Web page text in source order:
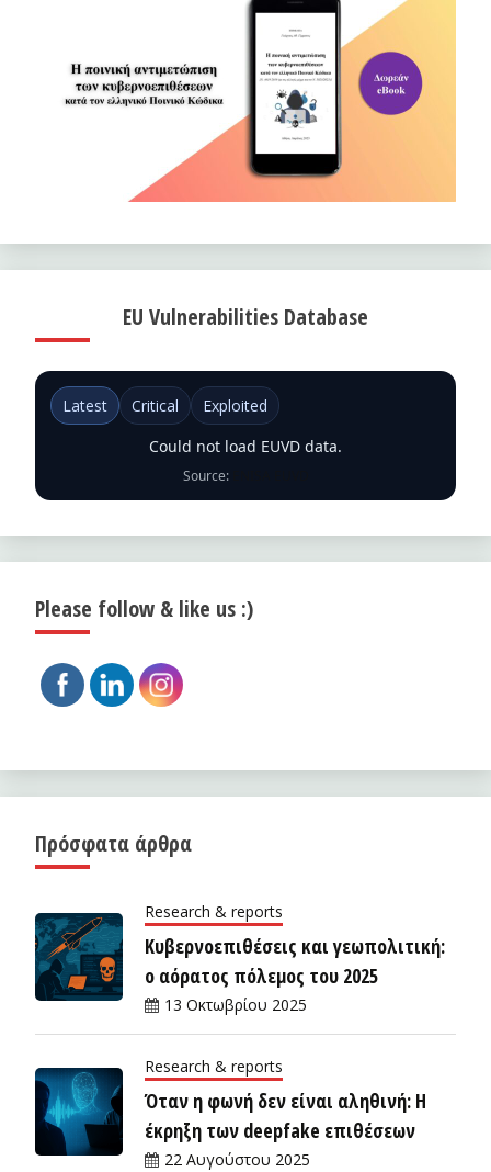
EU Vulnerabilities Database
Latest Critical
Exploited
Could not load EUVD data.
Source:
Please follow & like us :)
Πρόσφατα άρθρα
Research & reports
Κυβερνοεπιθέσεις και γεωπολιτική:
ο αόρατος πόλεμος του 2025
13 Οκτωβρίου 2025
Research & reports
Όταν η φωνή δεν είναι αληθινή: Η
έκρηξη των deepfake επιθέσεων
22 Αυγούστου 2025